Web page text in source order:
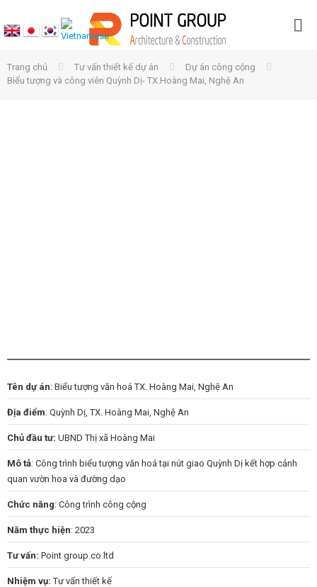
Trang chủ Tư vấn thiết kế dự án
Dự án công cộng
Biểu tượng và công viên Quỳnh Dị- TX.Hoàng Mai, Nghệ An
Tên dự án: Biểu tượng văn hoá TX. Hoàng Mai, Nghệ An
Địa điểm: Quỳnh Dị, TX. Hoàng Mai, Nghệ An
Chủ đầu tư: UBND Thị xã Hoàng Mai
Mô tả: Công trình biểu tượng văn hoá tại nút giao Quỳnh Dị kết hợp cảnh
quan vườn hoa và đường dạo
Chức năng: Công trình công cộng
Năm thực hiện: 2023
Tư vấn: Point group.co.ltd
Nhiệm vụ: Tư vấn thiết kế